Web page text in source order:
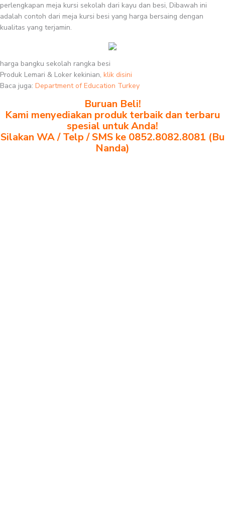
perlengkapan meja kursi sekolah dari kayu dan besi, Dibawah ini
adalah contoh dari meja kursi besi yang harga bersaing dengan
kualitas yang terjamin.
harga bangku sekolah rangka besi
Produk Lemari & Loker kekinian, klik disini
Baca juga: Department of Education Turkey
Buruan Beli!
Kami menyediakan produk terbaik dan terbaru
spesial untuk Anda!
Silakan WA / Telp / SMS ke 0852.8082.8081 (Bu
Nanda)